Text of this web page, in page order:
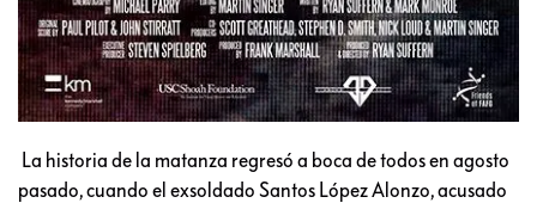
La historia de la matanza regresó a boca de todos en agosto
pasado, cuando el exsoldado Santos López Alonzo, acusado